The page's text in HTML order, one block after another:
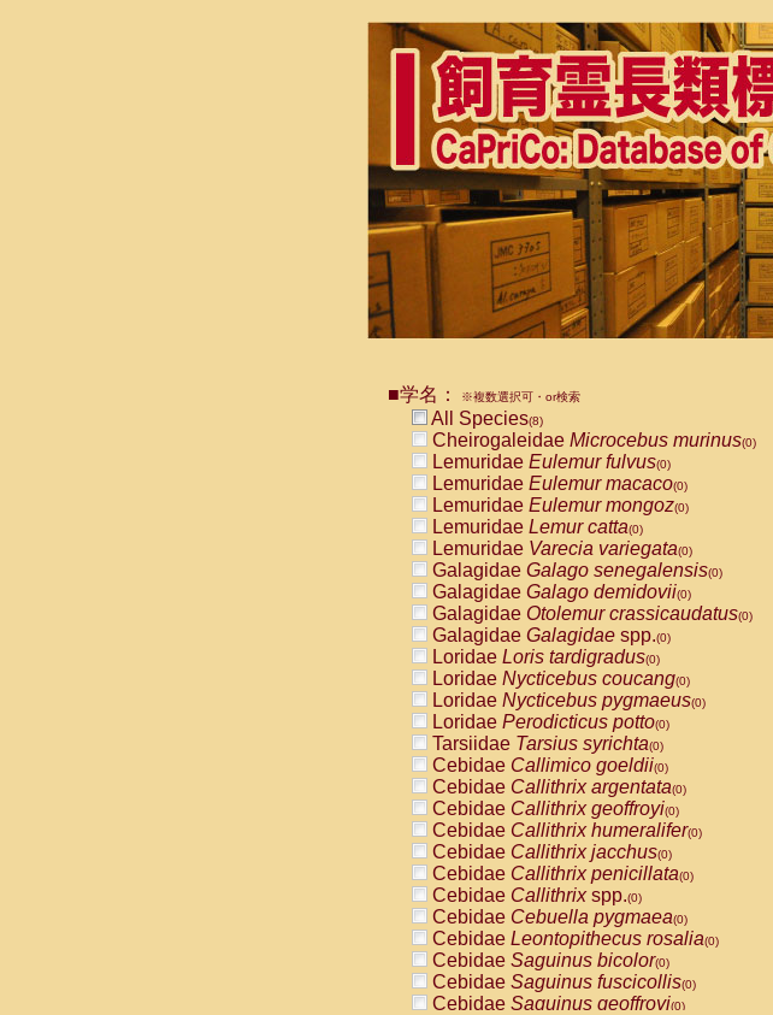
■学名： ※複数選択可・or検索
All Species(8)
Cheirogaleidae Microcebus murinus(0)
Lemuridae Eulemur fulvus(0)
Lemuridae Eulemur macaco(0)
Lemuridae Eulemur mongoz(0)
Lemuridae Lemur catta(0)
Lemuridae Varecia variegata(0)
Galagidae Galago senegalensis(0)
Galagidae Galago demidovii(0)
Galagidae Otolemur crassicaudatus(0)
Galagidae Galagidae spp.(0)
Loridae Loris tardigradus(0)
Loridae Nycticebus coucang(0)
Loridae Nycticebus pygmaeus(0)
Loridae Perodicticus potto(0)
Tarsiidae Tarsius syrichta(0)
Cebidae Callimico goeldii(0)
Cebidae Callithrix argentata(0)
Cebidae Callithrix geoffroyi(0)
Cebidae Callithrix humeralifer(0)
Cebidae Callithrix jacchus(0)
Cebidae Callithrix penicillata(0)
Cebidae Callithrixspp.(0)
Cebidae Cebuella pygmaea(0)
Cebidae Leontopithecus rosalia(0)
Cebidae Saguinus bicolor(0)
Cebidae Saguinus fuscicollis(0)
Cebidae Saguinus geoffroyi(0)